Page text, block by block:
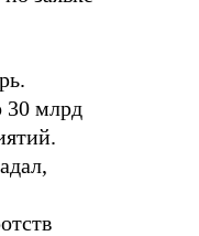
30 млрд